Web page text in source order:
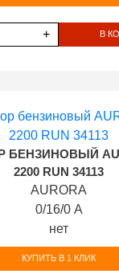
+ В
БЕНЗИНОВЫЙ
2200 RUN 34113
AURORA
0/16/0 А
нет
КУПИТЬ В 1 КЛИК